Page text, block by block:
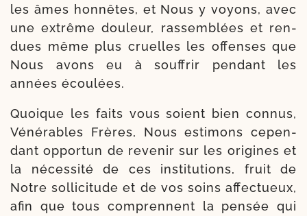
les âmes hon­nêtes, et Nous y voyons, avec
une extrême dou­leur, ras­semblées et ren­
dues même plus cruelles les offenses que
Nous avons eu à souf­frir pen­dant les
années écoulées.
Quoique les faits vous soient bien connus,
Vénérables Frères, Nous esti­mons cepen­
dant oppor­tun de reve­nir sur les ori­gines et
la néces­si­té de ces ins­ti­tu­tions, fruit de
Notre sol­li­ci­tude et de vos soins affec­tueux,
afin que tous com­prennent la pen­sée qui